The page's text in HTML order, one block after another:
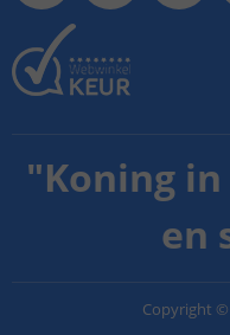
"Koning
en
Copyright ©